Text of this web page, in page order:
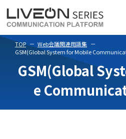
TOP
Web会議関連用語集
GSM(Global System for Mobile
GSM(Global
e